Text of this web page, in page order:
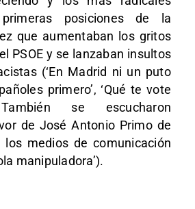
posiciones de la
que aumentaban los gritos
PSOE y se lanzaban insultos
(‘En Madrid ni un puto
primero’, ‘Qué te vote
También se escucharon
de José Antonio Primo de
los medios de comunicación
manipuladora’).